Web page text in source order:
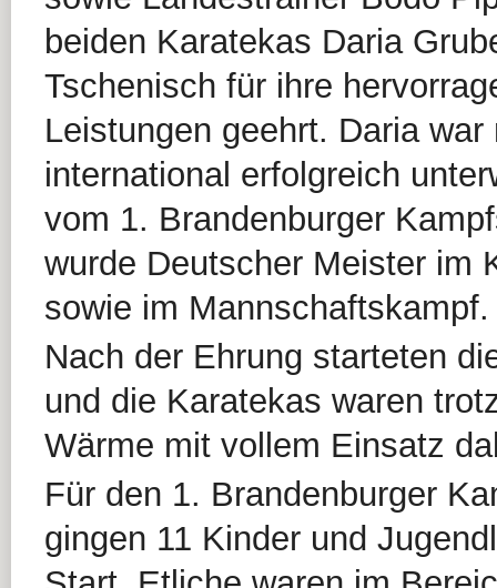
beiden Karatekas Daria
Tschenisch für ihre
Leistungen geehrt. Daria
international erfolgreich
vom 1. Brandenburger
wurde Deutscher Meister im
sowie im Mannschaftskampf.
Nach der Ehrung starteten
und die Karatekas waren
Wärme mit vollem Einsatz
Für den 1. Brandenburger
gingen 11 Kinder und